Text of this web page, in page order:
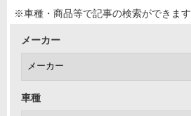
※車種・商品等で記事の検索ができます
メーカー
車種